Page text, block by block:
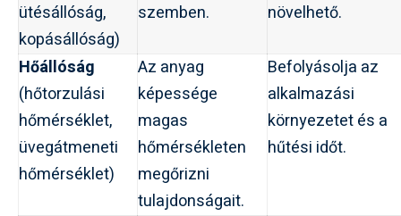
ütésállóság,
kopásállóság)
szemben.
növelhető.
Hőállóság
(hőtorzulási
hőmérséklet,
üvegátmeneti
hőmérséklet)
Az anyag
képessége
magas
hőmérsékleten
megőrizni
tulajdonságait.
Befolyásolja az
alkalmazási
környezetet és a
hűtési időt.